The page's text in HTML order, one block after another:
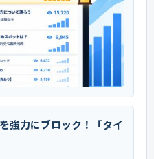
強力にブロック！「タイ